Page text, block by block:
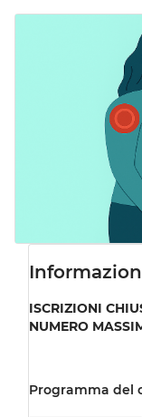
ISCRIZIONI
NUMERO
Programma del